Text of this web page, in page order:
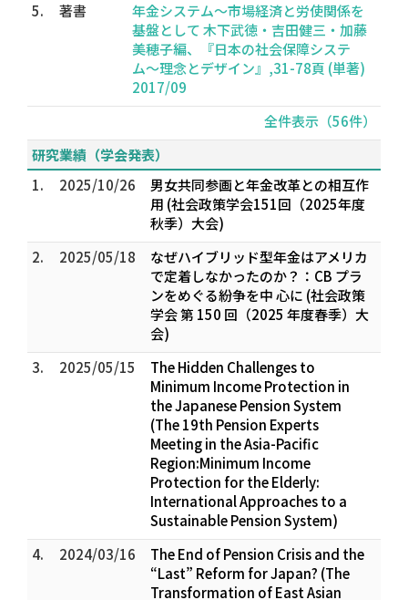
5.
著書
年金システム〜市場経済と労使関係を
基盤として 木下武徳・吉田健三・加藤
美穂子編、『日本の社会保障システ
ム〜理念とデザイン』,31-78頁 (単著)
2017/09
全件表示（56件）
研究業績（学会発表）
1.
2025/10/26
男女共同参画と年金改革との相互作
用 (社会政策学会151回（2025年度
秋季）大会)
2.
2025/05/18
なぜハイブリッド型年金はアメリカ
で定着しなかったのか？：CB プラ
ンをめぐる紛争を中 心に (社会政策
学会 第 150 回（2025 年度春季）大
会)
3.
2025/05/15
The Hidden Challenges to
Minimum Income Protection in
the Japanese Pension System
(The 19th Pension Experts
Meeting in the Asia-Pacific
Region:Minimum Income
Protection for the Elderly:
International Approaches to a
Sustainable Pension System)
4.
2024/03/16
The End of Pension Crisis and the
“Last” Reform for Japan? (The
Transformation of East Asian